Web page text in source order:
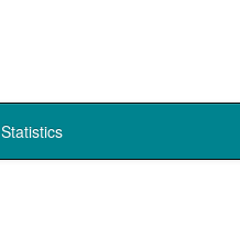
Statistics